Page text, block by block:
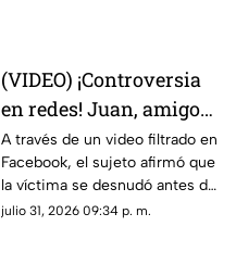
(VIDEO) ¡Controversia
en redes! Juan, amigo
de José Bélico, habría
movido un cadáver que
cayó en su dique
A través de un video filtrado en
Facebook, el sujeto afirmó que
la víctima se desnudó antes de
caer y justificó haber movido
julio 31, 2026 09:34 p. m.